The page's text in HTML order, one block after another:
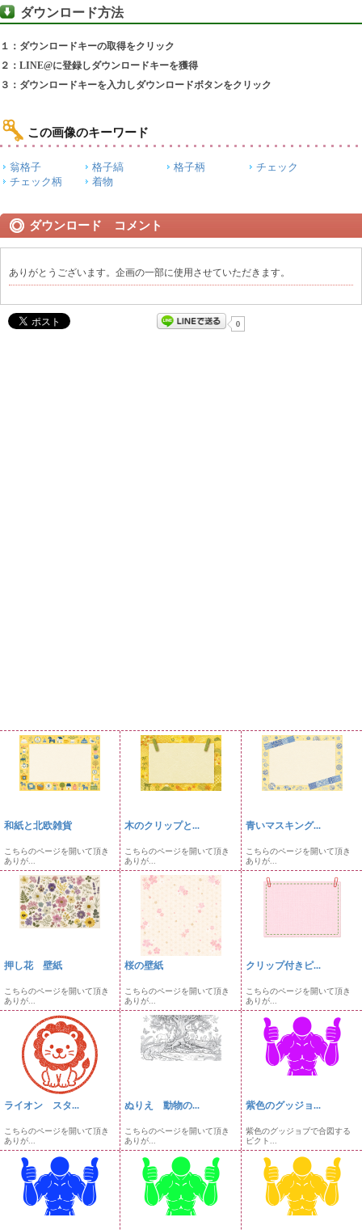
ダウンロード方法
１：ダウンロードキーの取得をクリック
２：LINE@に登録しダウンロードキーを獲得
３：ダウンロードキーを入力しダウンロードボタンをクリック
この画像のキーワード
翁格子 格子縞 格子柄
チェック
チェック柄
着物
ダウンロード コメント
ありがとうございます。企画の一部に使用させていただきます。
0
和紙と北欧雑貨
こちらのページを開いて頂き
ありが...
木のクリップと...
こちらのページを開いて頂き
ありが...
青いマスキング...
こちらのページを開いて頂き
ありが...
押し花 壁紙
こちらのページを開いて頂き
ありが...
桜の壁紙
こちらのページを開いて頂き
ありが...
クリップ付きピ...
こちらのページを開いて頂き
ありが...
ライオン スタ...
こちらのページを開いて頂き
ありが...
ぬりえ 動物の...
こちらのページを開いて頂き
ありが...
紫色のグッジョ...
紫色のグッジョブで合図する
ピクト...